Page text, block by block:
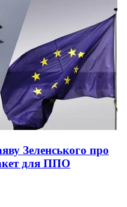
Зеленського про
для ППО